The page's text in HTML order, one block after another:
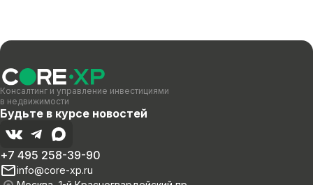
Консалтинг и управление инвестициями
в недвижимости
Будьте в курсе новостей
+7 495 258-39-90
info@core-xp.ru